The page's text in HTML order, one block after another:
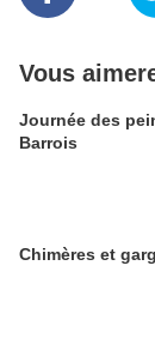
Vous
Journée des
Barrois
Chimères et